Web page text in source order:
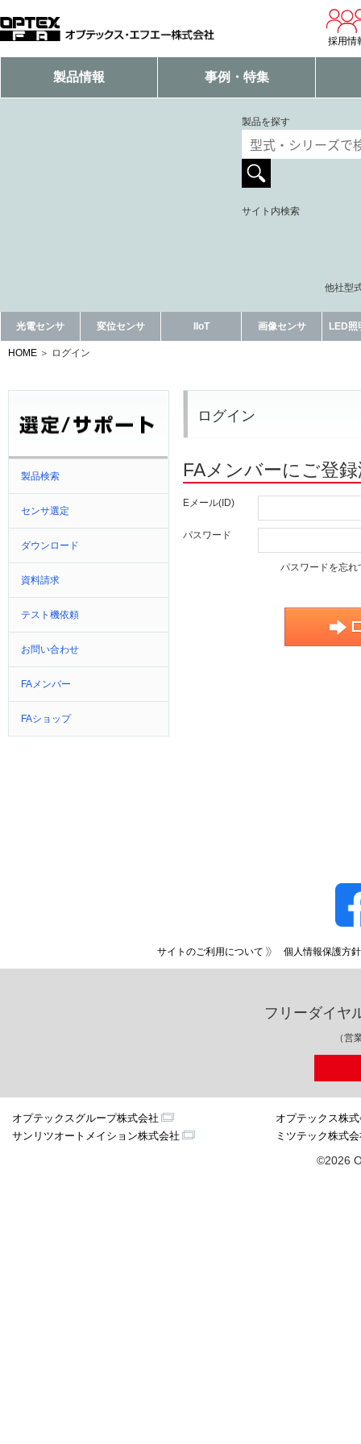
採用情
製品情報 事例・特集
製品を探す
サイト内検索
他社型
光電センサ 変位センサ IIoT 画像センサ LED照
HOME ログイン
製品検索
センサ選定
ダウンロード
資料請求
テスト機依頼
お問い合わせ
FAメンバー
FAショップ
ログイン
FAメンバーにご登
Eメール(ID)
パスワード
パスワードを忘れ
サイトのご利用について 個人情報保護方針
フリーダイヤ
（営
オプテックスグループ株式会社
オプテックス株
サンリツオートメイション株式会社
ミツテック株式
©2026